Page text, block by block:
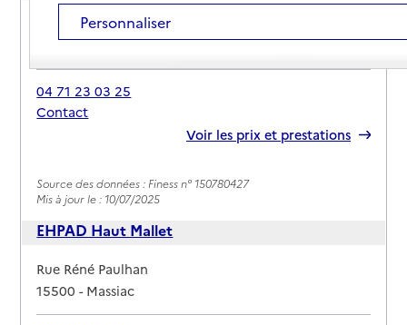
Adresse
40 avenue du Général de Gaulle
15500-Massiac
04 71 23 03 25
Contact
Voir les prix et prestations
Source des données : Finess n° 150780427
Mis à jour le : 10/07/2025
EHPAD Haut Mallet
Adresse
Rue Réné Paulhan
15500-Massiac
Personnaliser